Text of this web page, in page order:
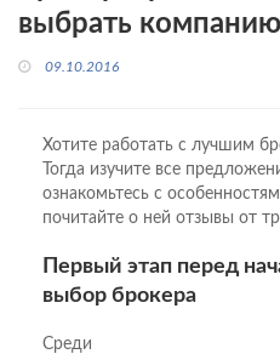
выбрать
09.10.2016
Хотите работать с лучшим
Тогда изучите все
ознакомьтесь с
почитайте о ней отзывы от
Первый этап перед
выбор брокера
Среди